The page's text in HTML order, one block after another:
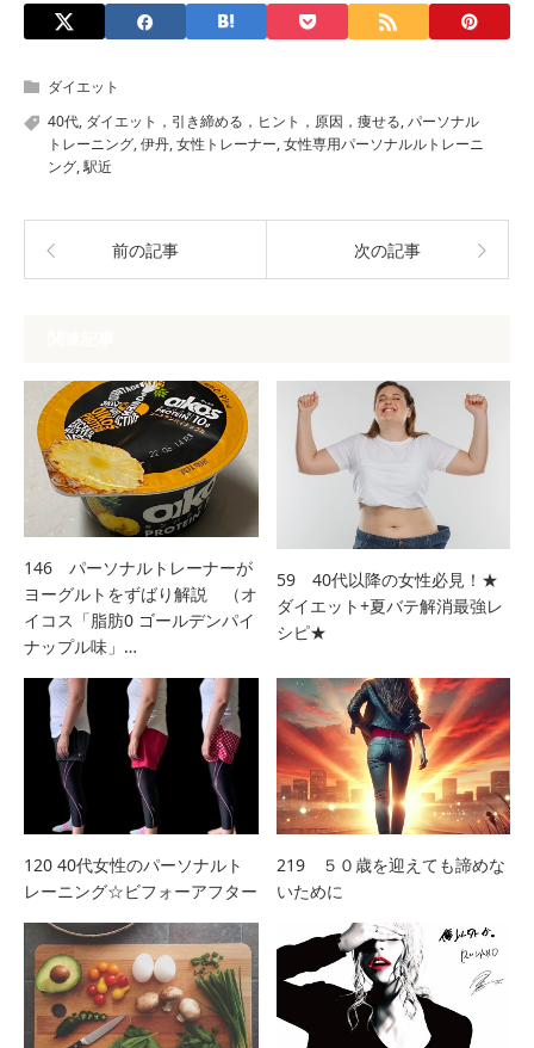
ダイエット
40代, ダイエット，引き締める，ヒント，原因，痩せる,パーソナル
トレーニング,伊丹,女性トレーナー,女性専用パーソナルルトレーニ
ング,駅近
前の記事 次の記事
146 パーソナルトレーナーが
ヨーグルトをずばり解説 （オ
イコス「脂肪0 ゴールデンパイ
ナップル味」…
59 40代以降の女性必見！★
ダイエット+夏バテ解消最強レ
シピ★
120 40代女性のパーソナルト
レーニング☆ビフォーアフター
219 ５０歳を迎えても諦めな
いために